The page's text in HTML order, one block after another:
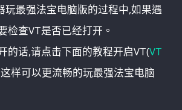
玩最强法宝电脑版的过程中,如果遇
检查VT是否已经打开。
的话,请点击下面的教程开启VT(VT
样可以更流畅的玩最强法宝电脑